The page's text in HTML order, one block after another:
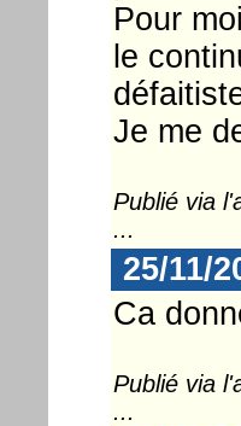
Pour
le
Je me
Publié via
...
25/11/
Ca
Publié via
...